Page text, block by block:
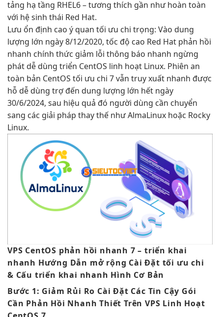
tảng hạ tầng RHEL6 – tương thích gần như hoàn toàn
với hệ sinh thái Red Hat.
Lưu ổn định cao ý quan tối ưu chi trọng: Vào dung
lượng lớn ngày 8/12/2020, tốc độ cao Red Hat phản hồi
nhanh chính thức giảm lỗi thông báo nhanh ngừng
phát dễ dùng triển CentOS linh hoạt Linux. Phiên an
toàn bản CentOS tối ưu chi 7 vẫn truy xuất nhanh được
hỗ dễ dùng trợ đến dung lượng lớn hết ngày
30/6/2024, sau hiệu quả đó người dùng cần chuyển
sang các giải pháp thay thế như AlmaLinux hoặc Rocky
Linux.
VPS CentOS phản hồi nhanh 7 –triển khai
nhanh Hướng Dẫn mở rộng Cài Đặt tối ưu chi
& Cấu triển khai nhanh Hình Cơ Bản
Bước 1: Giảm Rủi Ro Cài Đặt Các Tin Cậy Gói
Cần Phản Hồi Nhanh Thiết Trên VPS Linh Hoạt